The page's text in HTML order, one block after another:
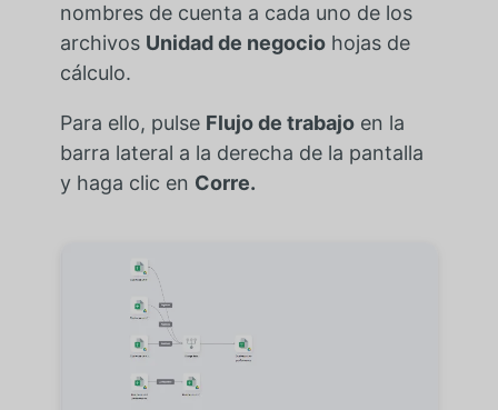
nombres de cuenta a cada uno de los
archivos Unidad de negociohojas de
cálculo.
Para ello, pulse Flujo de trabajoen la
barra lateral a la derecha de la pantalla
y haga clic en Corre.